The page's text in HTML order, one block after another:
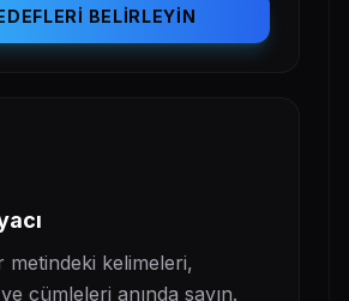
BELIRLEYIN
metindeki kelimeleri,
cümleleri anında sayın.